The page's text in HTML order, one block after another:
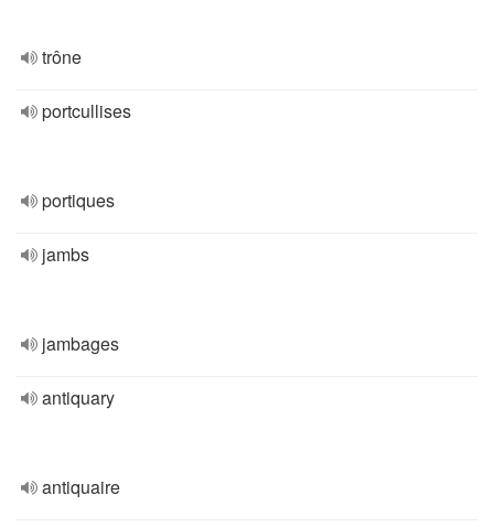
trône
portcullises
portiques
jambs
jambages
antiquary
antiquaire